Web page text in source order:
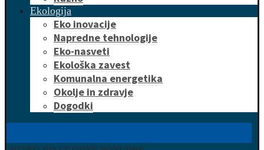
Ekologija
Eko inovacije
Napredne tehnologije
Eko-nasveti
Ekološka zavest
Komunalna energetika
Okolje in zdravje
Dogodki